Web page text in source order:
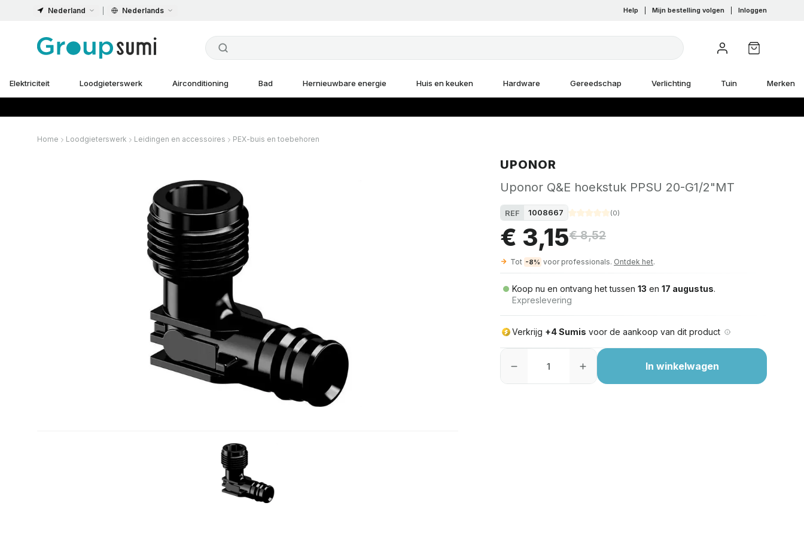
Nederland Nederlands Help Mijn bestelling volgen Inloggen
Elektriciteit Loodgieterswerk Airconditioning Bad Hernieuwbare energie Huis en keuken Hardware Gereedschap Verlichting Tuin Merken
Home Loodgieterswerk Leidingen en accessoires PEX-buis en toebehoren
UPONOR
Uponor Q&E hoekstuk PPSU 20-G1/2"MT
REF 1008667 (0)
€ 3,15€ 8,52
Tot -8% voor professionals. Ontdek het.
Koop nu en ontvang het tussen 13 en 17 augustus.
Expreslevering
Verkrijg +4 Sumis voor de aankoop van dit product
In winkelwagen